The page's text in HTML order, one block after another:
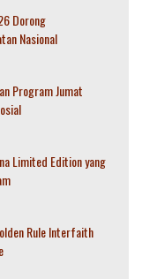
Dorong
Nasional
Program Jumat
Limited Edition yang
Rule Interfaith